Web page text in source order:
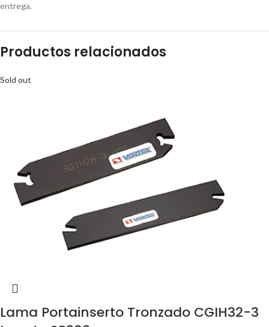
entrega.
Productos relacionados
Sold out
Lama Portainserto Tronzado CGIH32-3